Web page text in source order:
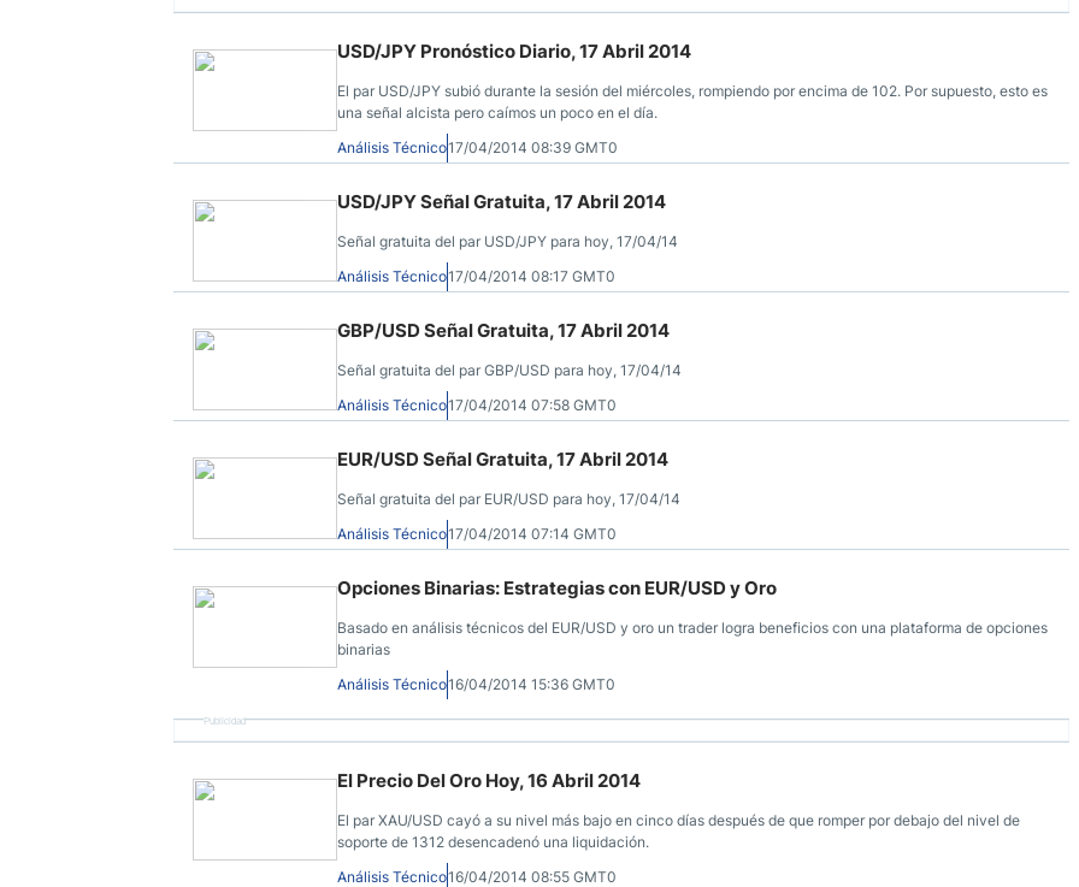
USD/JPY Pronóstico Diario, 17 Abril 2014
El par USD/JPY subió durante la sesión del miércoles, rompiendo por encima de 102. Por supuesto, esto es
una señal alcista pero caímos un poco en el día.
Análisis Técnico17/04/2014 08:39 GMT0
USD/JPY Señal Gratuita, 17 Abril 2014
Señal gratuita del par USD/JPY para hoy, 17/04/14
Análisis Técnico17/04/2014 08:17 GMT0
GBP/USD Señal Gratuita, 17 Abril 2014
Señal gratuita del par GBP/USD para hoy, 17/04/14
Análisis Técnico17/04/2014 07:58 GMT0
EUR/USD Señal Gratuita, 17 Abril 2014
Señal gratuita del par EUR/USD para hoy, 17/04/14
Análisis Técnico17/04/2014 07:14 GMT0
Opciones Binarias: Estrategias con EUR/USD y Oro
Basado en análisis técnicos del EUR/USD y oro un trader logra beneficios con una plataforma de opciones
binarias
Análisis Técnico16/04/2014 15:36 GMT0
Publicidad
El Precio Del Oro Hoy, 16 Abril 2014
El par XAU/USD cayó a su nivel más bajo en cinco días después de que romper por debajo del nivel de
soporte de 1312 desencadenó una liquidación.
Análisis Técnico16/04/2014 08:55 GMT0